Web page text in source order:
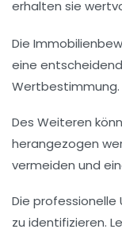
Die
eine
Wertbestimmung.
Des Weiteren
herangezogen
vermeiden und
Die
zu identifizieren.